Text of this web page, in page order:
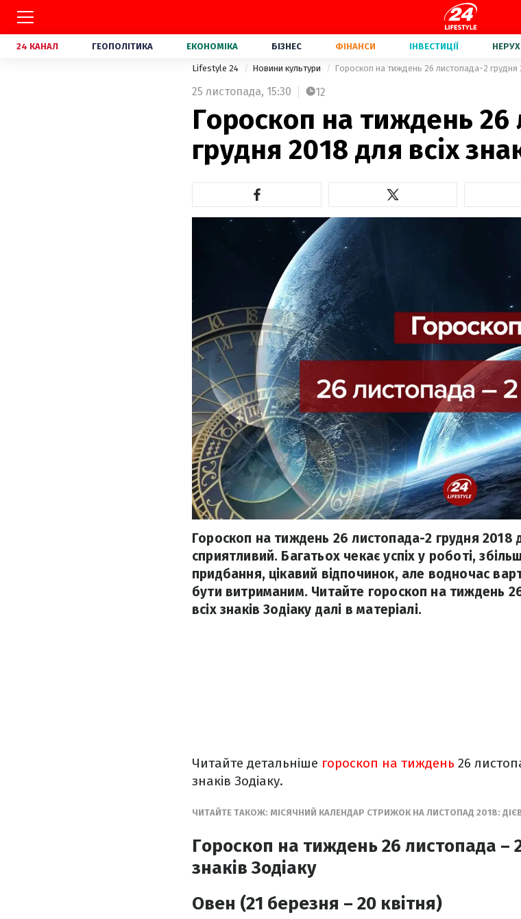
24 КАНАЛ ГЕОПОЛІТИКА ЕКОНОМІКА БІЗНЕС ФІНАНСИ ІНВЕСТИЦІЇ
Lifestyle 24 Новини культури Гороскоп на тиждень 26 листопада-2 грудня
25 листопада, 15:30 12
Гороскоп на тиждень 26
грудня 2018 для всіх
Гороскоп на тиждень 26 листопада-2 грудня 2018
сприятливий. Багатьох чекає успіх у роботі,
придбання, цікавий відпочинок, але водночас
бути витриманим. Читайте гороскоп на тиждень
всіх знаків Зодіаку далі в матеріалі.
Читайте детальніше гороскоп на тиждень 26
знаків Зодіаку.
ЧИТАЙТЕ ТАКОЖ: МІСЯЧНИЙ КАЛЕНДАР СТРИЖОК НА ЛИСТОПАД 2018:
Гороскоп на тиждень 26 листопада –
знаків Зодіаку
Овен (21 березня – 20 квітня)